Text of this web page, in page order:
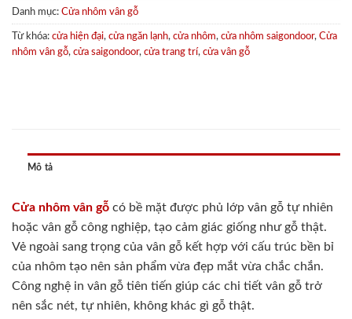
Danh mục: Cửa nhôm vân gỗ
Từ khóa: cửa hiện đại, cửa ngăn lạnh, cửa nhôm, cửa nhôm saigondoor, Cửa
nhôm vân gỗ, cửa saigondoor, cửa trang trí, cửa vân gỗ
Mô tả
Cửa nhôm vân gỗ có bề mặt được phủ lớp vân gỗ tự nhiên
hoặc vân gỗ công nghiệp, tạo cảm giác giống như gỗ thật.
Vẻ ngoài sang trọng của vân gỗ kết hợp với cấu trúc bền bỉ
của nhôm tạo nên sản phẩm vừa đẹp mắt vừa chắc chắn.
Công nghệ in vân gỗ tiên tiến giúp các chi tiết vân gỗ trở
nên sắc nét, tự nhiên, không khác gì gỗ thật.